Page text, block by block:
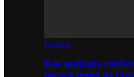
Советы
Как выбрать
восхождения на